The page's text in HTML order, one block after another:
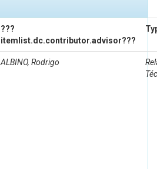
???
itemlist.dc.contributor.advisor???
ALBINO, Rodrigo